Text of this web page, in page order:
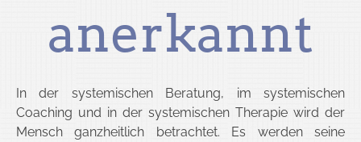
anerkannt
In der systemischen Beratung, im systemischen
Coaching und in der systemischen Therapie wird der
Mensch ganzheitlich betrachtet. Es werden seine